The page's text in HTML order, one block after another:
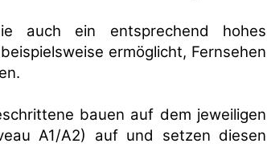
auch ein entsprechend hohes
ermöglicht, Fernsehen
bauen auf dem jeweiligen
A1/A2) auf und setzen diesen